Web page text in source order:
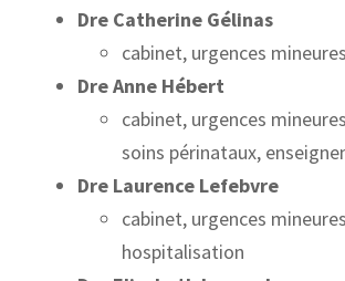
Dre Catherine Gélinas
cabinet, urgences
Dre Anne Hébert
cabinet, urgences
soins périnataux,
Dre Laurence Lefebvre
cabinet, urgences
hospitalisation